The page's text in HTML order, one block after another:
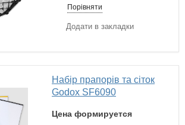
Порівняти
Додати в закладки
Набір прапорів та сіток
Godox SF6090
Цена формируется